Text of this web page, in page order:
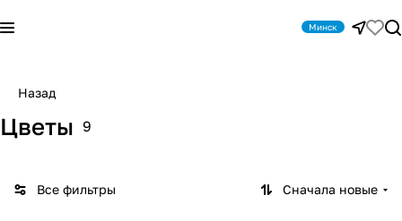
Минск
Назад
Цветы 9
Все фильтры Сначала новые